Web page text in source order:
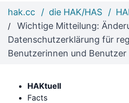
hak.cc die HAK/HAS
Wichtige Mitteilung:
Datenschutzerklärung für
Benutzerinnen und Benutzer
HAKtuell
Facts